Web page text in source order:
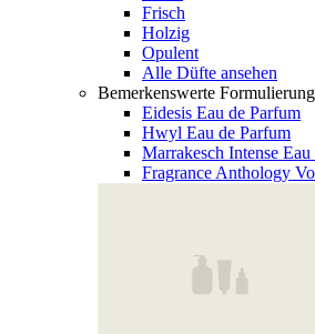
Frisch
Holzig
Opulent
Alle Düfte ansehen
Bemerkenswerte
Eidesis Eau de Parfum
Hwyl Eau de Parfum
Marrakesch Intense
Fragrance Anthology